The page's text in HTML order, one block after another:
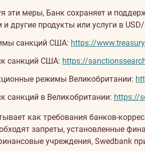
эти меры, Банк сохраняет и
и другие продукты или услуги в
санкций США: https://
санкций США: https://
режимы Великобритании:
санкций в Великобритании: https://
как требования банков-
запреты, установленные
учреждения, Swedbank